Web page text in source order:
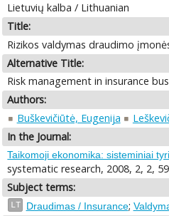
Lietuvių kalba / Lithuanian
Title:
Rizikos valdymas draudimo
Alternative Title:
Risk management in insurance
Authors:
Buškevičiūtė, Eugenija
In the Journal:
Taikomoji ekonomika: sisteminiai
systematic research, 2008, 2, 2,
Subject terms:
LT Draudimas / Insurance;